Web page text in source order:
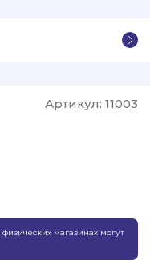
Артикул: 11003
магазинах могут